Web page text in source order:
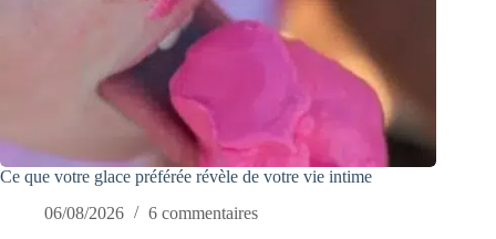
Ce que votre glace préférée révèle de votre vie intime
06/08/2026
6 commentaires